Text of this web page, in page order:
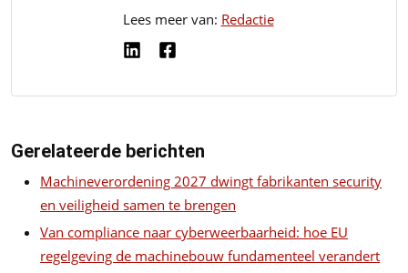
Lees meer van: Redactie
Gerelateerde berichten
Machineverordening 2027 dwingt fabrikanten security
en veiligheid samen te brengen
Van compliance naar cyberweerbaarheid: hoe EU
regelgeving de machinebouw fundamenteel verandert